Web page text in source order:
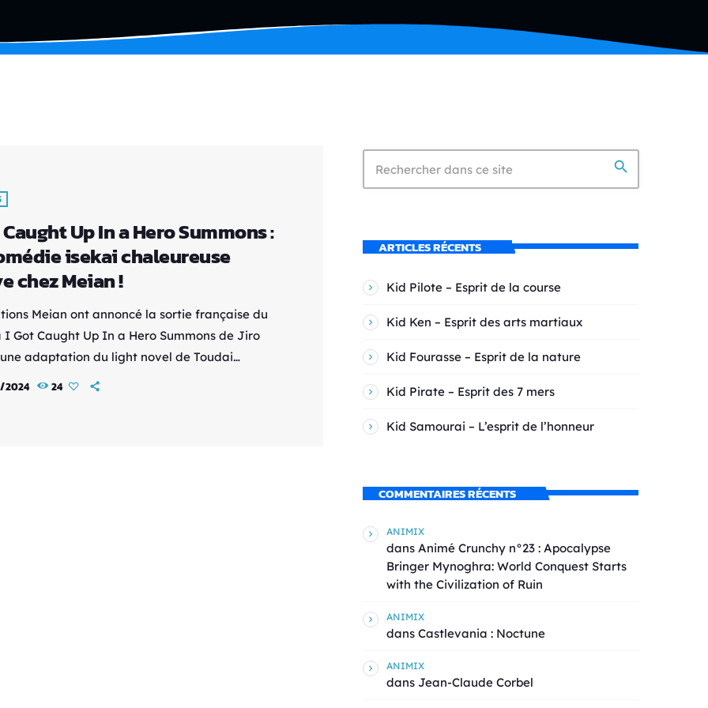
Up In a Hero Summons :
isekai chaleureuse
chez Meian !
Meian ont annoncé la sortie française du
I Got Caught Up In a Hero Summons de Jiro
adaptation du light novel de Toudai
et Ochau (illustrations). Les deux premiers
2024 24
search
ARTICLES RÉCENTS
Kid Pilote – Esprit de la course
Kid Ken – Esprit des arts martiaux
Kid Fourasse – Esprit de la nature
Kid Pirate – Esprit des 7 mers
Kid Samourai – L’esprit de l’honneur
COMMENTAIRES RÉCENTS
ANIMIX
dans Animé Crunchy n°23 : Apocalypse
Bringer Mynoghra: World Conquest Starts
with the Civilization of Ruin
ANIMIX
dans Castlevania : Noctune
ANIMIX
dans Jean-Claude Corbel